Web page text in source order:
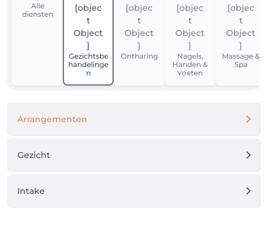
Alle
diensten
Gezichtsbe
handelinge
n
Ontharing
Nagels,
Handen &
Voeten
Massage &
Spa
Arrangementen
Gezicht
Intake